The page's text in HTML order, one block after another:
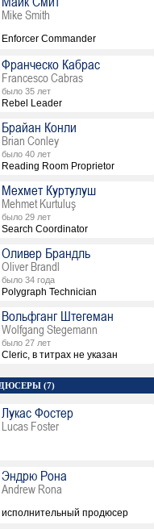
Mike Smith
Enforcer Commander
Франческо Кабрас
Francesco Cabras
было 35 лет
Rebel Leader
Брайан Конли
Brian Conley
было 40 лет
Reading Room Proprietor
Мехмет Куртулуш
Mehmet Kurtuluş
было 29 лет
Search Coordinator
Оливер Брандль
Oliver Brandl
было 34 года
Polygraph Technician
Вольфганг Штегеман
Wolfgang Stegemann
было 27 лет
Cleric, в титрах не указан
(7)
Лукас Фостер
Lucas Foster
Эндрю Рона
Andrew Rona
исполнительный продюсер